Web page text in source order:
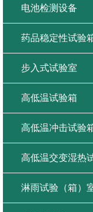
电池检测设备
药品稳定性试验
步入式试验室
高低温试验箱
高低温冲击试验
高低温交变湿热
淋雨试验（箱）